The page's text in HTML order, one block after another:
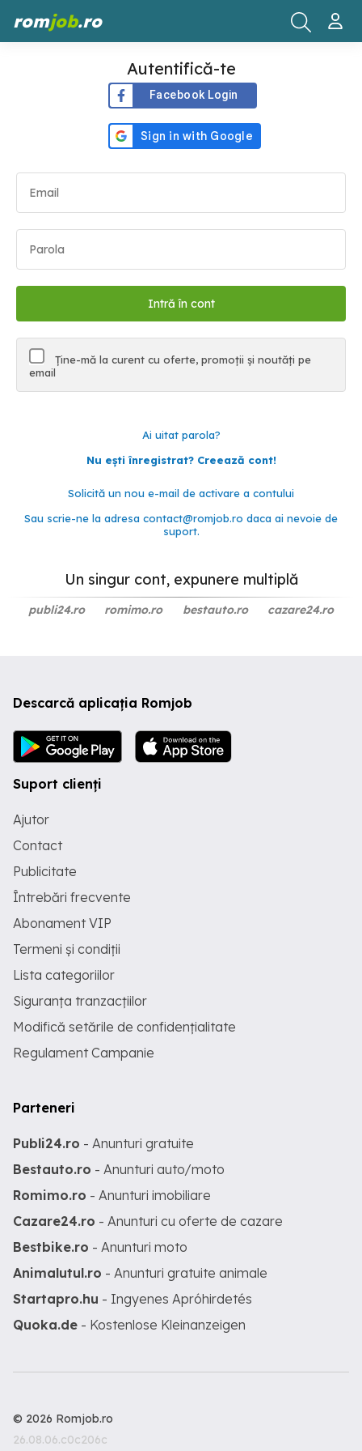
romjob.ro
Autentifică-te
Facebook Login
Ține-mă la curent cu oferte, promoții și noutăți pe
email
Ai uitat parola?
Nu ești înregistrat? Creează cont!
Solicită un nou e-mail de activare a contului
Sau scrie-ne la adresa contact@romjob.ro daca ai nevoie de
suport.
Un singur cont, expunere multiplă
publi24.ro romimo.ro bestauto.ro cazare24.ro
Descarcă aplicația Romjob
Suport clienți
Ajutor
Contact
Publicitate
Întrebări frecvente
Abonament VIP
Termeni și condiții
Lista categoriilor
Siguranța tranzacțiilor
Modifică setările de confidențialitate
Regulament Campanie
Parteneri
Publi24.ro - Anunturi gratuite
Bestauto.ro - Anunturi auto/moto
Romimo.ro - Anunturi imobiliare
Cazare24.ro - Anunturi cu oferte de cazare
Bestbike.ro - Anunturi moto
Animalutul.ro - Anunturi gratuite animale
Startapro.hu - Ingyenes Apróhirdetés
Quoka.de - Kostenlose Kleinanzeigen
© 2026 Romjob.ro
26.08.06.c0c206c